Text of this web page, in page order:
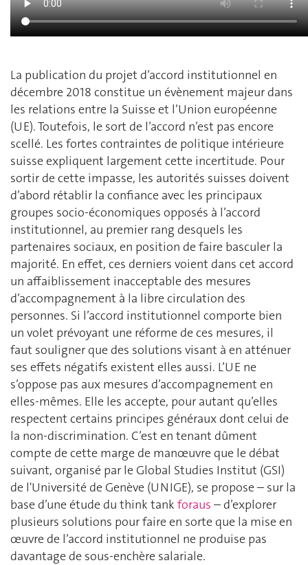
La publication du projet d’accord institutionnel en
décembre 2018 constitue un évènement majeur dans
les relations entre la Suisse et l’Union européenne
(UE). Toutefois, le sort de l’accord n’est pas encore
scellé. Les fortes contraintes de politique intérieure
suisse expliquent largement cette incertitude. Pour
sortir de cette impasse, les autorités suisses doivent
d’abord rétablir la confiance avec les principaux
groupes socio-économiques opposés à l’accord
institutionnel, au premier rang desquels les
partenaires sociaux, en position de faire basculer la
majorité́. En effet, ces derniers voient dans cet accord
un affaiblissement inacceptable des mesures
d’accompagnement à la libre circulation des
personnes. Si l’accord institutionnel comporte bien
un volet prévoyant une réforme de ces mesures, il
faut souligner que des solutions visant à en atténuer
ses effets négatifs existent elles aussi. L’UE ne
s’oppose pas aux mesures d’accompagnement en
elles-mêmes. Elle les accepte, pour autant qu’elles
respectent certains principes généraux dont celui de
la non-discrimination. C’est en tenant dûment
compte de cette marge de manœuvre que le débat
suivant, organisé par le Global Studies Institut (GSI)
de l'Université de Genève (UNIGE), se propose – sur la
base d’une étude du think tank foraus – d’explorer
plusieurs solutions pour faire en sorte que la mise en
œuvre de l’accord institutionnel ne produise pas
davantage de sous-enchère salariale.